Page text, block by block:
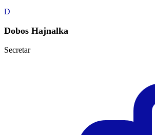
D
Dobos Hajnalka
Secretar